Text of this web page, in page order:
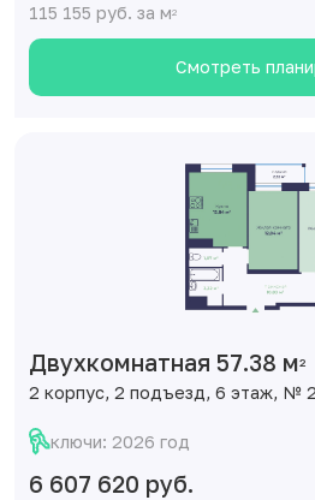
115 155 руб. за м2
Смотреть
Двухкомнатная 57.38 м2
2 корпус, 2 подъезд, 6 этаж, №
ключи: 2026 год
6 607 620 руб.